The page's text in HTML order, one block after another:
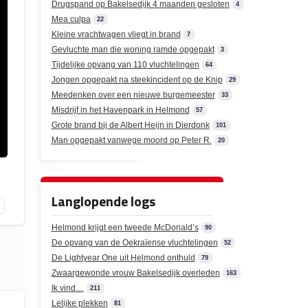
Drugspand op Bakelsedijk 4 maanden gesloten 4
Mea culpa 22
Kleine vrachtwagen vliegt in brand 7
Gevluchte man die woning ramde opgepakt 3
Tijdelijke opvang van 110 vluchtelingen 64
Jongen opgepakt na steekincident op de Knip 29
Meedenken over een nieuwe burgemeester 33
Misdrijf in het Havenpark in Helmond 57
Grote brand bij de Albert Heijn in Dierdonk 101
Man opgepakt vanwege moord op Peter R. 20
Langlopende logs
Helmond krijgt een tweede McDonald’s 90
De opvang van de Oekraïense vluchtelingen 52
De Lightyear One uit Helmond onthuld 79
Zwaargewonde vrouw Bakelsedijk overleden 163
Ik vind… 211
Lelijke plekken 81